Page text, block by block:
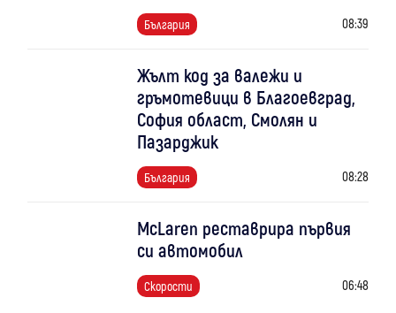
България 08:39
Жълт код за валежи и
гръмотевици в Благоевград,
София област, Смолян и
Пазарджик
България 08:28
McLaren реставрира първия
си автомобил
Скорости 06:48